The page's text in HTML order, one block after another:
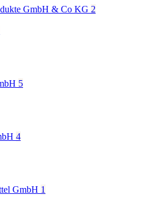
GmbH & Co KG 2
5
4
GmbH 1